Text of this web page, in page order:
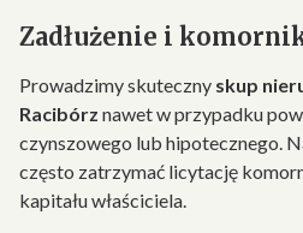
Zadłużenie i
Prowadzimy skuteczny skup
Racibórz nawet w przypadku
czynszowego lub hipotecznego.
często zatrzymać licytację
kapitału właściciela.